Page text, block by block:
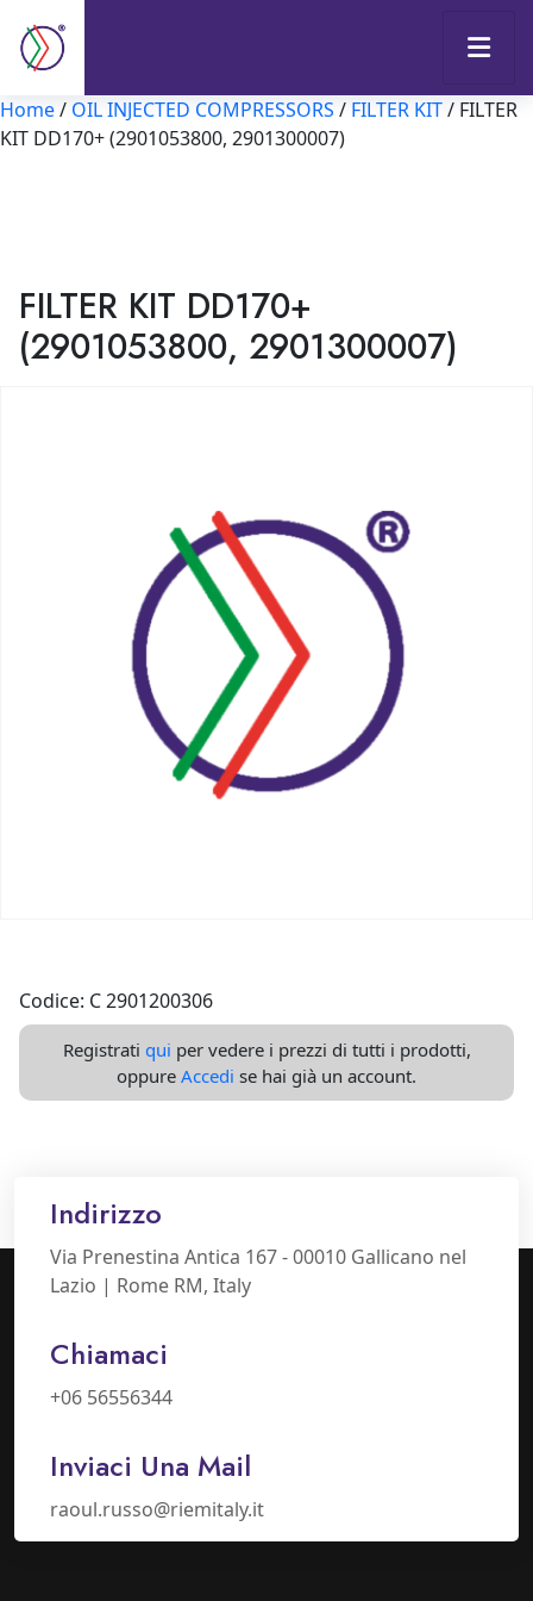
Home/ OIL INJECTED COMPRESSORS / FILTER KIT/ FILTER
KIT DD170+ (2901053800, 2901300007)
FILTER KIT DD170+
(2901053800, 2901300007)
Codice: C 2901200306
Registrati qui per vedere i prezzi di tutti i prodotti,
oppure Accedi se hai già un account.
Indirizzo
Via Prenestina Antica 167 - 00010 Gallicano nel
Lazio | Rome RM, Italy
Chiamaci
+06 56556344
Inviaci Una Mail
raoul.russo@riemitaly.it